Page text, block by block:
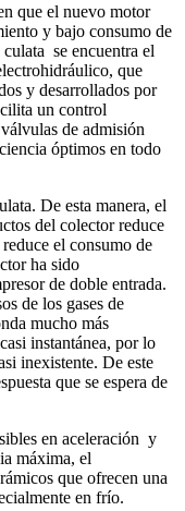
que el nuevo motor
y bajo consumo de
se encuentra el
que
y desarrollados por
un control
de admisión
óptimos en todo
De esta manera, el
del colector reduce
el consumo de
ha sido
de doble entrada.
de los gases de
mucho más
instantánea, por lo
inexistente. De este
que se espera de
en aceleración y
máxima, el
que ofrecen una
en frío.